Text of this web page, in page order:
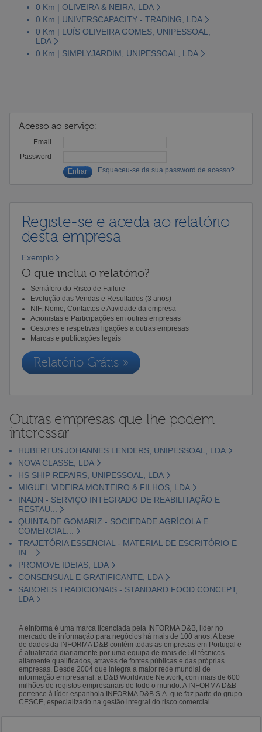
0 Km | OLIVEIRA & NEIRA, LDA
0 Km | UNIVERSCAPACITY - TRADING, LDA
0 Km | LUÍS OLIVEIRA GOMES, UNIPESSOAL,
LDA
0 Km | SIMPLYJARDIM, UNIPESSOAL, LDA
Acesso ao serviço:
Email
Password
Esqueceu-se da sua password de acesso?
Registe-se e aceda ao relatório
desta empresa
Exemplo
O que inclui o relatório?
Semáforo do Risco de Failure
Evolução das Vendas e Resultados (3 anos)
NIF, Nome, Contactos e Atividade da empresa
Acionistas e Participações em outras empresas
Gestores e respetivas ligações a outras empresas
Marcas e publicações legais
Relatório Grátis »
Outras empresas que lhe podem
interessar
HUBERTUS JOHANNES LENDERS, UNIPESSOAL, LDA
NOVA CLASSE, LDA
HS SHIP REPAIRS, UNIPESSOAL, LDA
MIGUEL VIDEIRA MONTEIRO & FILHOS, LDA
INADN - SERVIÇO INTEGRADO DE REABILITAÇÃO E
RESTAU...
QUINTA DE GOMARIZ - SOCIEDADE AGRÍCOLA E
COMERCIAL...
TRAJETÓRIA ESSENCIAL - MATERIAL DE ESCRITÓRIO E
IN...
PROMOVE IDEIAS, LDA
CONSENSUAL E GRATIFICANTE, LDA
SABORES TRADICIONAIS - STANDARD FOOD CONCEPT,
LDA
A eInforma é uma marca licenciada pela INFORMA D&B, líder no
mercado de informação para negócios há mais de 100 anos. A base
de dados da INFORMA D&B contém todas as empresas em Portugal e
é atualizada diariamente por uma equipa de mais de 50 técnicos
altamente qualificados, através de fontes públicas e das próprias
empresas. Desde 2004 que integra a maior rede mundial de
informação empresarial: a D&B Worldwide Network, com mais de 600
milhões de registos empresariais de todo o mundo. A INFORMA D&B
pertence à líder espanhola INFORMA D&B S.A. que faz parte do grupo
CESCE, especializado na gestão integral do risco comercial.